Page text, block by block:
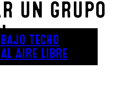
TECHO
AIRE LIBRE
UN GRUPO